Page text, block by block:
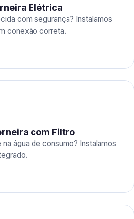
Elétrica
com segurança? Instalamos
conexão correta.
com Filtro
água de consumo? Instalamos